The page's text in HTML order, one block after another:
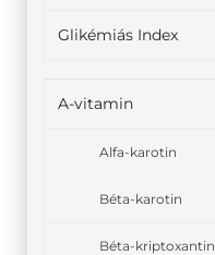
Glikémiás Index
A-vitamin
Alfa-karotin
Béta-karotin
Béta-kriptoxantin